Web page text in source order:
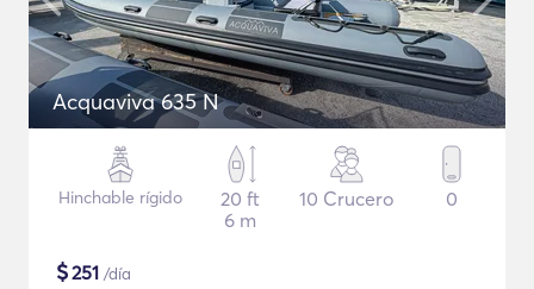
Acquaviva 635 N
Hinchable rígido
20 ft
6 m
10 Crucero 0
$251 /día